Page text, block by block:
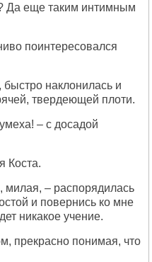
Да еще таким интимным
поинтересовался
наклонилась и
твердеющей плоти.
– с досадой
Коста.
милая, – распорядилась
и повернись ко мне
никакое учение.
прекрасно понимая, что